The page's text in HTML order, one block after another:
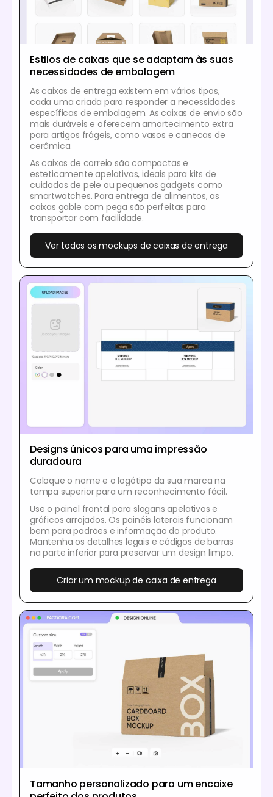
Estilos de caixas que se adaptam às suas
necessidades de embalagem
As caixas de entrega existem em vários tipos,
cada uma criada para responder a necessidades
específicas de embalagem. As caixas de envio são
mais duráveis e oferecem amortecimento extra
para artigos frágeis, como vasos e canecas de
cerâmica.
As caixas de correio são compactas e
esteticamente apelativas, ideais para kits de
cuidados de pele ou pequenos gadgets como
smartwatches. Para entrega de alimentos, as
caixas gable com pega são perfeitas para
transportar com facilidade.
Ver todos os mockups de caixas de entrega
Designs únicos para uma impressão
duradoura
Coloque o nome e o logótipo da sua marca na
tampa superior para um reconhecimento fácil.
Use o painel frontal para slogans apelativos e
gráficos arrojados. Os painéis laterais funcionam
bem para padrões e informação do produto.
Mantenha os detalhes legais e códigos de barras
na parte inferior para preservar um design limpo.
Criar um mockup de caixa de entrega
Tamanho personalizado para um encaixe